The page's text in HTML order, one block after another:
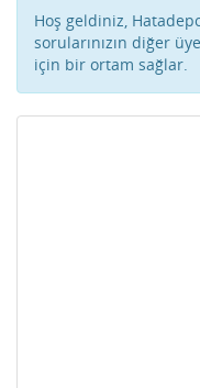
Hoş geldiniz,
sorularınızın diğer
için bir ortam sağlar.